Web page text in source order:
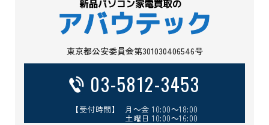
東京都公安委員会第301030406546号
03-5812-3453
【受付時間】 月～金 10:00～18:00
土曜日 10:00～16:00